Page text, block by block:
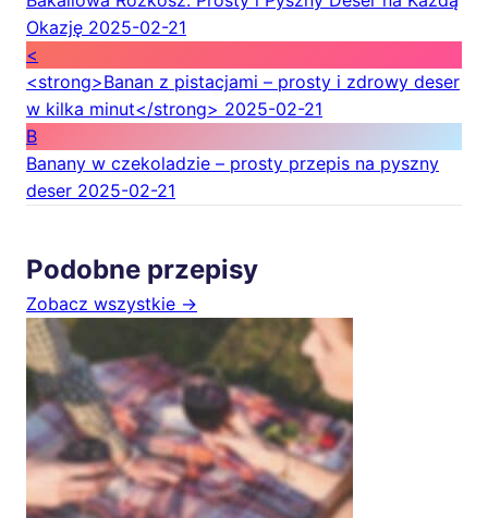
Okazję 2025-02-21
<
<strong>Banan z pistacjami – prosty i zdrowy deser
w kilka minut</strong> 2025-02-21
B
Banany w czekoladzie – prosty przepis na pyszny
deser 2025-02-21
Podobne przepisy
Zobacz wszystkie →